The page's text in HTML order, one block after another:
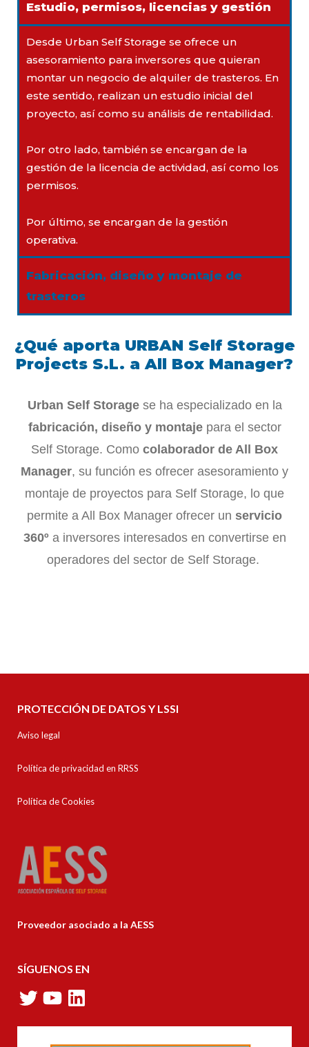
Estudio, permisos, licencias y gestión
Desde Urban Self Storage se ofrece un
asesoramiento para inversores que quieran
montar un negocio de alquiler de trasteros. En
este sentido, realizan un estudio inicial del
proyecto, así como su análisis de rentabilidad.
Por otro lado, también se encargan de la
gestión de la licencia de actividad, así como los
permisos.
Por último, se encargan de la gestión
operativa.
Fabricación, diseño y montaje de
trasteros
¿Qué aporta URBAN Self Storage
Projects S.L. a All Box Manager?
Urban Self Storagese ha especializado en la
fabricación, diseño y montajepara el sector
Self Storage. Como colaborador de All Box
Manager, su función es ofrecer asesoramiento y
montaje de proyectos para Self Storage, lo que
permite a All Box Manager ofrecer un servicio
360ºa inversores interesados en convertirse en
operadores del sector de Self Storage.
PROTECCIÓN DE DATOS Y LSSI
Aviso legal
Política de privacidad en RRSS
Política de Cookies
Proveedor asociado a la AESS
SÍGUENOS EN